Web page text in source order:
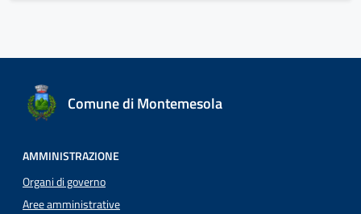
Comune di Montemesola
AMMINISTRAZIONE
Organi di governo
Aree amministrative